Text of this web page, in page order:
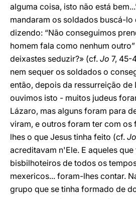
alguma coisa, isto não está
mandaram os soldados buscá-lo
dizendo: “Não conseguimos
homem fala como nenhum
deixastes seduzir?» (cf. Jo 7, 45-
nem sequer os soldados o
então, depois da ressurreição
ouvimos isto - muitos judeus
Lázaro, mas alguns foram para
viram, e outros foram ter com os
lhes o que Jesus tinha feito (cf. Jo
acreditavam n'Ele. E aqueles
bisbilhoteiros de todos os
mexericos... foram-lhes contar.
grupo que se tinha formado de